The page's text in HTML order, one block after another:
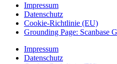
Impressum
Datenschutz
Cookie-Richtlinie (EU)
Grounding Page: Scanbase
Impressum
Datenschutz